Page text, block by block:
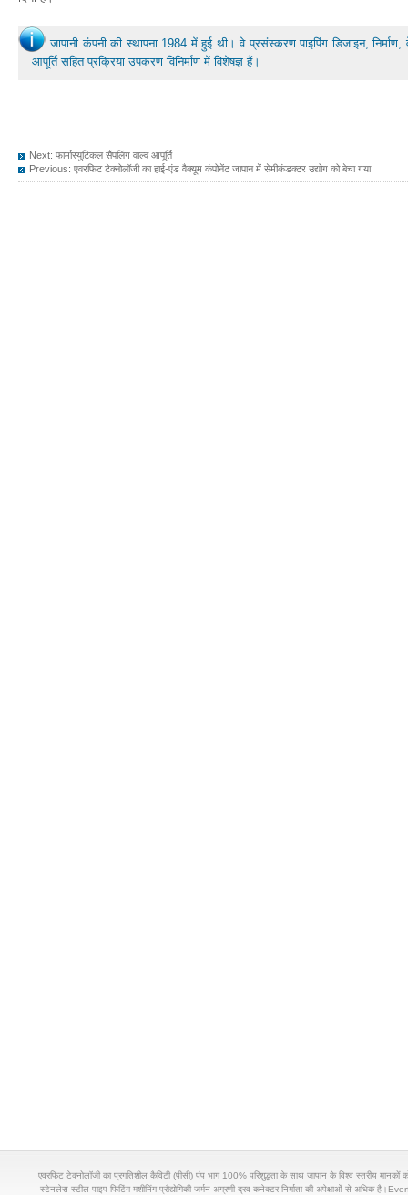
जापानी कंपनी की स्थापना 1984 में हुई थी। वे प्रसंस्करण पाइपिंग डिजाइन,
आपूर्ति सहित प्रक्रिया उपकरण विनिर्माण में विशेषज्ञ हैं।
Next: फार्मास्युटिकल सैंपलिंग वाल्व आपूर्ति
Previous: एवरफिट टेक्नोलॉजी का हाई-एंड वैक्यूम कंपोनेंट जापान में सेमीकंडक्टर उद्योग को बेचा गया
एवरफिट टेक्नोलॉजी का प्रगतिशील कैविटी (पीसी) पंप भाग 100% परिशुद्धता के साथ जापान के विश्व स्तरीय मानकों
स्टेनलेस स्टील पाइप फिटिंग मशीनिंग प्रौद्योगिकी जर्मन अग्रणी द्रव कनेक्टर निर्माता की अपेक्षाओं से अधिक